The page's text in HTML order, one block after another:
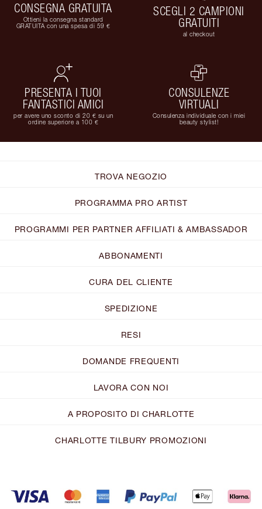
CONSEGNA GRATUITA
Ottieni la consegna standard
GRATUITA con una spesa di 59 €
SCEGLI 2 CAMPIONI
GRATUITI
al checkout
PRESENTA I TUOI
FANTASTICI AMICI
per avere uno sconto di 20 € su un
ordine superiore a 100 €
CONSULENZE
VIRTUALI
Consulenza individuale con i miei
beauty stylist!
TROVA NEGOZIO
PROGRAMMA PRO ARTIST
PROGRAMMI PER PARTNER AFFILIATI & AMBASSADOR
ABBONAMENTI
CURA DEL CLIENTE
SPEDIZIONE
RESI
DOMANDE FREQUENTI
LAVORA CON NOI
A PROPOSITO DI CHARLOTTE
CHARLOTTE TILBURY PROMOZIONI